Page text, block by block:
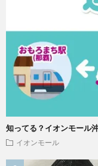
知ってる？イオンモール
イオンモール